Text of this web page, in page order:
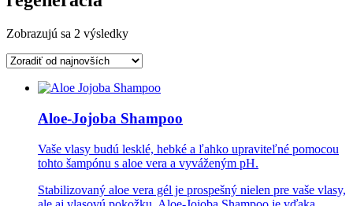
Zobrazujú sa 2 výsledkySorted
latest
Aloe-Jojoba Shampoo
Vaše vlasy budú lesklé, hebké a ľahko upraviteľné pomocou
tohto šampónu s aloe vera a vyváženým pH.
Stabilizovaný aloe vera gél je prospešný nielen pre vaše vlasy,